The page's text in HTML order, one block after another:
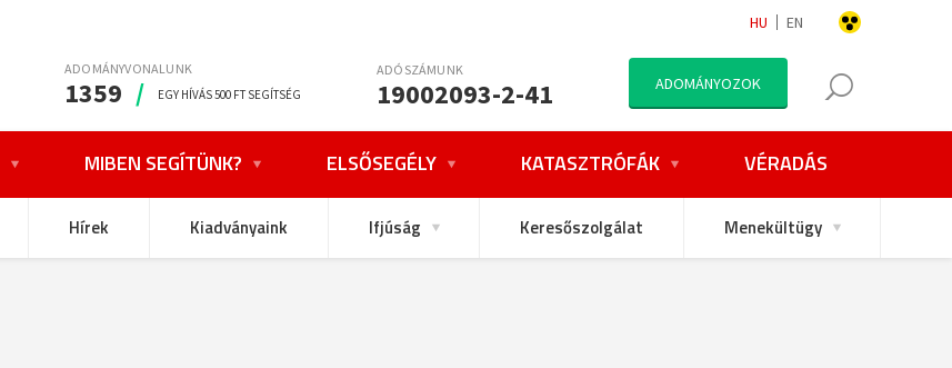
HU EN
ADOMÁNYVONALUNK
1359 / EGY HÍVÁS 500 FT SEGÍTSÉG
ADÓSZÁMUNK
19002093-2-41 ADOMÁNYOZOK
MIBEN SEGÍTÜNK? ELSŐSEGÉLY KATASZTRÓFÁK VÉRADÁS
Hírek Kiadványaink Ifjúság Keresőszolgálat Menekültügy